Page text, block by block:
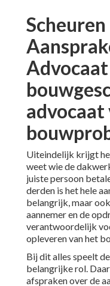
Advocaat
advocaat
Uiteindelijk krijgt
weet wie de
juiste persoon
derden is het hele
belangrijk, maar
aannemer en de
verantwoordelijk
opleveren van het
Bij dit alles speelt
belangrijke rol.
afspraken over de